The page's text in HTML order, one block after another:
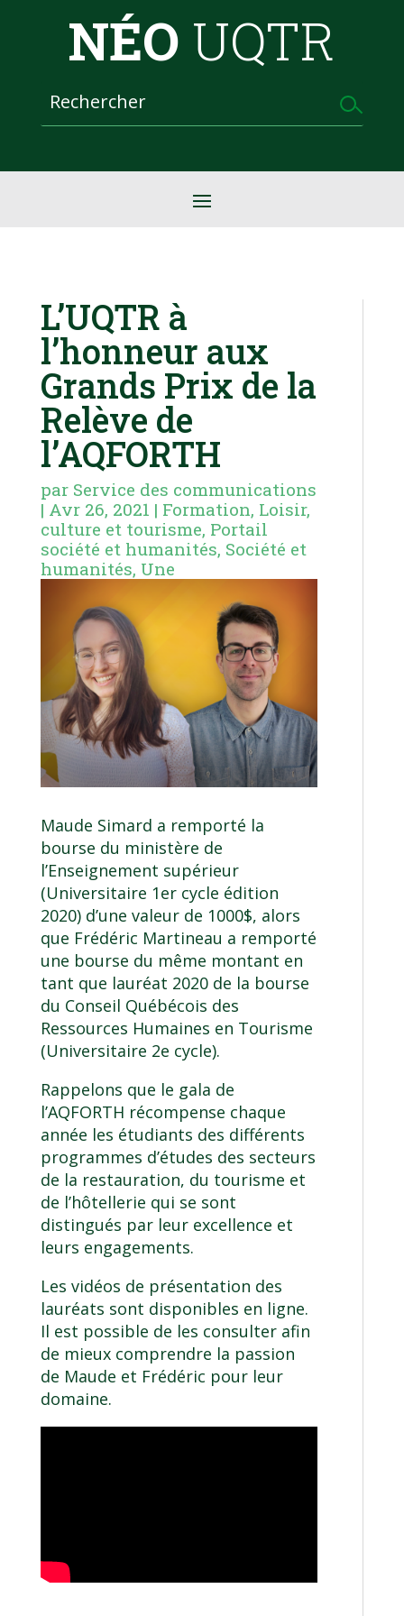
NÉO UQTR
L’UQTR à
l’honneur aux
Grands Prix de la
Relève de
l’AQFORTH
par Service des communications
| Avr 26, 2021 | Formation, Loisir,
culture et tourisme, Portail
société et humanités, Société et
humanités, Une
Maude Simard a remporté la
bourse du ministère de
l’Enseignement supérieur
(Universitaire 1er cycle édition
2020) d’une valeur de 1000$, alors
que Frédéric Martineau a remporté
une bourse du même montant en
tant que lauréat 2020 de la bourse
du Conseil Québécois des
Ressources Humaines en Tourisme
(Universitaire 2e cycle).
Rappelons que le gala de
l’AQFORTH récompense chaque
année les étudiants des différents
programmes d’études des secteurs
de la restauration, du tourisme et
de l’hôtellerie qui se sont
distingués par leur excellence et
leurs engagements.
Les vidéos de présentation des
lauréats sont disponibles en ligne.
Il est possible de les consulter afin
de mieux comprendre la passion
de Maude et Frédéric pour leur
domaine.